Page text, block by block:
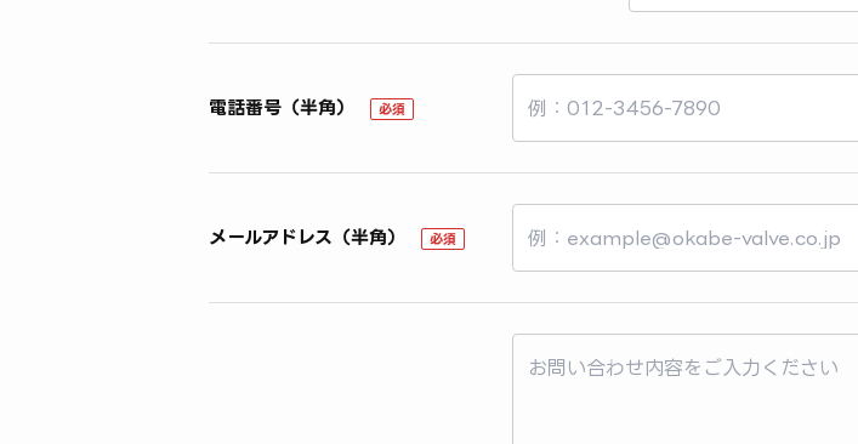
電話番号（半角） 必須
メールアドレス（半角） 必須